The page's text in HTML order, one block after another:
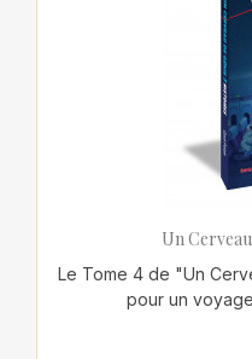
Un
Le Tome 4 de "Un
pour un